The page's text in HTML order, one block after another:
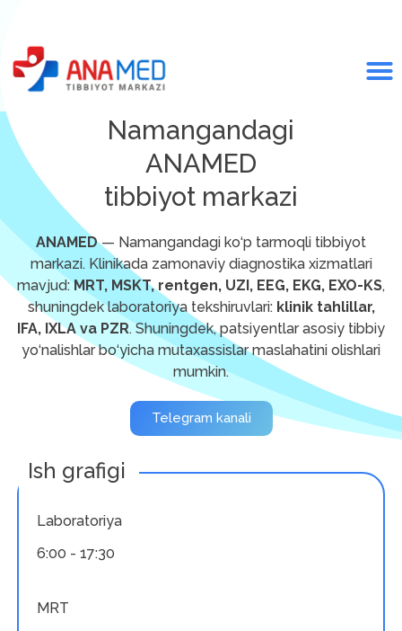
Namangandagi
ANAMED
tibbiyot markazi
ANAMED— Namangandagi ko‘p tarmoqli tibbiyot
markazi. Klinikada zamonaviy diagnostika xizmatlari
mavjud:MRT, MSKT, rentgen, UZI, EEG, EKG, EXO-KS,
shuningdek laboratoriya tekshiruvlari: klinik tahlillar,
IFA, IXLA va PZR. Shuningdek, patsiyentlar asosiy tibbiy
yo‘nalishlar bo‘yicha mutaxassislar maslahatini olishlari
mumkin.
Telegram kanali
Ish grafigi
Laboratoriya
6:00 - 17:30
MRT